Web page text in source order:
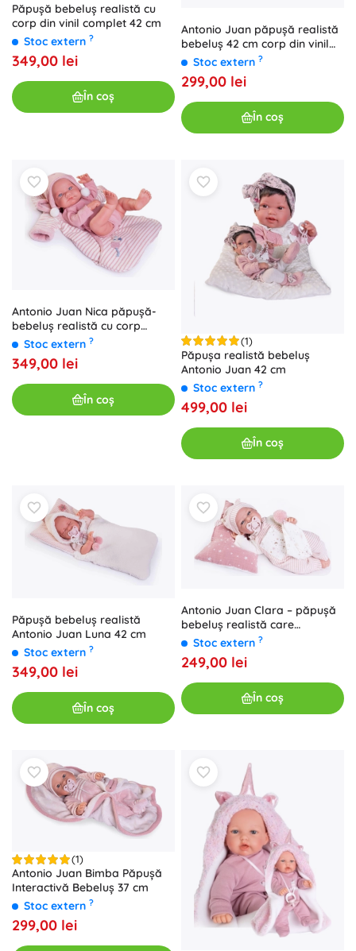
Păpușă bebeluș realistă cu
corp din vinil complet 42 cm
Stoc extern ?
349,00 lei
În coș
Antonio Juan păpușă realistă
bebeluș 42 cm corp din vinil
complet
Stoc extern ?
299,00 lei
În coș
Antonio Juan Nica păpușă-
bebeluș realistă cu corp
integral din vinil 42 cm
Stoc extern ?
349,00 lei
În coș
(1)
Păpușa realistă bebeluș
Antonio Juan 42 cm
Stoc extern ?
499,00 lei
În coș
Păpușă bebeluș realistă
Antonio Juan Luna 42 cm
Stoc extern ?
349,00 lei
În coș
Antonio Juan Clara – păpușă
bebeluș realistă care
vorbește, corp textil moale, 34
Stoc extern ?
249,00 lei
În coș
(1)
Antonio Juan Bimba Păpușă
Interactivă Bebeluș 37 cm
Stoc extern ?
299,00 lei